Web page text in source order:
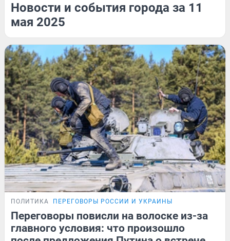
Новости и события города за 11
мая 2025
ПОЛИТИКА ПЕРЕГОВОРЫ РОССИИ И УКРАИНЫ
Переговоры повисли на волоске из-за
главного условия: что произошло